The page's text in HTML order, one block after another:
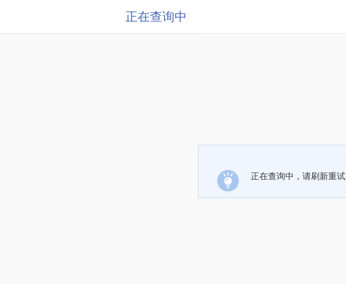
正在查询中
正在查询中，请刷新重试